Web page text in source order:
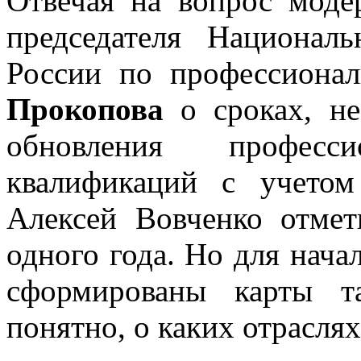
председателя
России по
Прокопова о сроках,
обновления
квалификаций с
Алексей Вовченко
одного года. Но для
сформированы карты
понятно, о каких